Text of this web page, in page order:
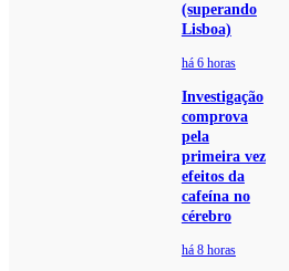
(superando
Lisboa)
há 6 horas
Investigação
comprova
pela
primeira vez
efeitos da
cafeína no
cérebro
há 8 horas